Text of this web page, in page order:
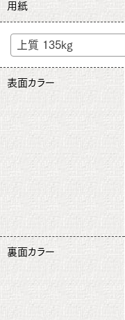
用紙
表面カラー
裏面カラー